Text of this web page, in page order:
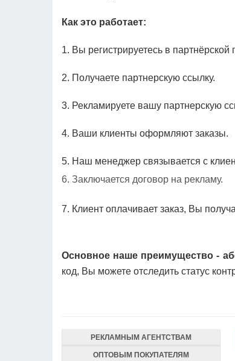
Как это работает:
1. Вы регистрируетесь в партнёрской
2. Получаете партнерскую ссылку.
3. Рекламируете вашу партнерскую
4. Ваши клиенты оформляют заказы.
5. Наш менеджер связывается с
6. Заключается договор на рекламу.
7. Клиент оплачивает заказ, Вы
Основное наше преимущество -
код, Вы можете отследить статус
РЕКЛАМНЫМ АГЕНТСТВАМ
ОПТОВЫМ ПОКУПАТЕЛЯМ